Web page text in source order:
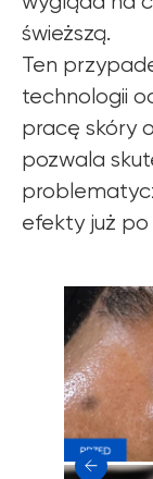
świeższą.
Ten
technologii
pracę skóry
pozwala
efekty już po